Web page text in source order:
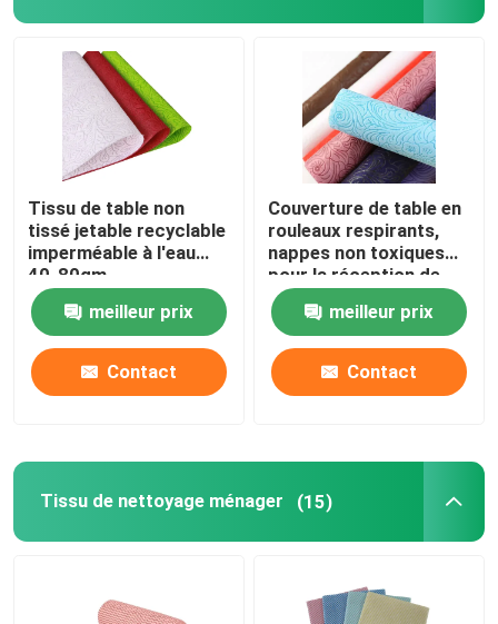
Tissu de table non
tissé jetable recyclable
imperméable à l'eau
40-80gm
meilleur prix
Contact
Couverture de table en
rouleaux respirants,
nappes non toxiques
pour la réception de
mariage
meilleur prix
Contact
Tissu de nettoyage ménager (15)